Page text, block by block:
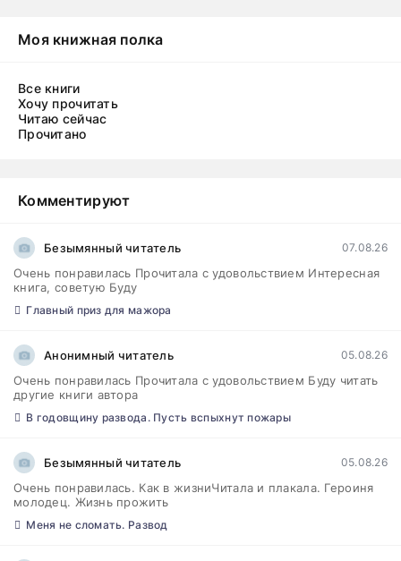
Моя книжная полка
Все книги
Хочу прочитать
Читаю сейчас
Прочитано
Комментируют
Безымянный читатель 07.08.26
Очень понравилась Прочитала с удовольствием Интересная
книга, советую Буду
Главный приз для мажора
Анонимный читатель 05.08.26
Очень понравилась Прочитала с удовольствием Буду читать
другие книги автора
В годовщину развода. Пусть вспыхнут пожары
Безымянный читатель 05.08.26
Очень понравилась. Как в жизниЧитала и плакала. Героиня
молодец. Жизнь прожить
Меня не сломать. Развод